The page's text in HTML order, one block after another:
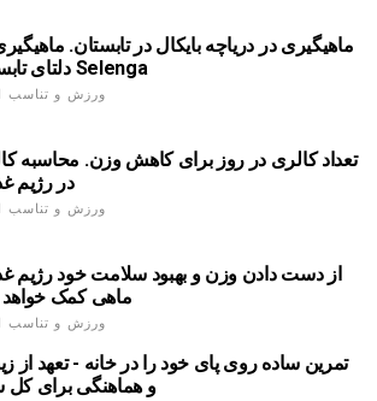
ماهیگیری در دریاچه بایکال در تابستان.
دلتای تابستان Selenga
ورزش و تناسب
تعداد کالری در روز برای کاهش وزن. محاسبه
در رژیم
ورزش و تناسب
از دست دادن وزن و بهبود سلامت خود رژیم
ماهی کمک خواهد
ورزش و تناسب
تمرین ساده روی پای خود را در خانه - تعهد از
و هماهنگی برای کل